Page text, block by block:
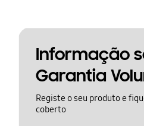
Informação
Garantia
Registe o seu produto e
coberto